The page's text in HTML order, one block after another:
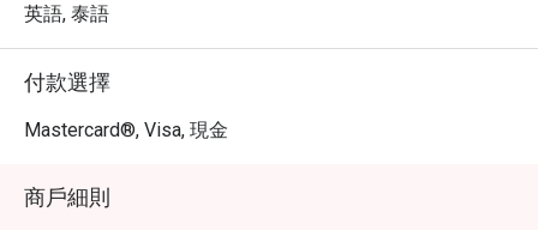
英語, 泰語
付款選擇
Mastercard®, Visa, 現金
商戶細則